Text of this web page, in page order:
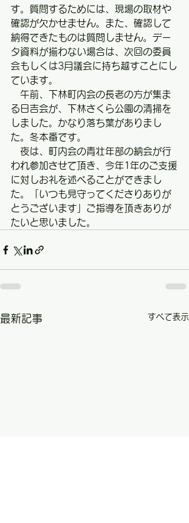
す。質問するためには、現場の取材や
確認が欠かせません。また、確認して
納得できたものは質問しません。デー
タ資料が揃わない場合は、次回の委員
会もしくは3月議会に持ち越すことにし
ています。
午前、下林町内会の長老の方が集ま
る日吉会が、下林さくら公園の清掃を
しました。かなり落ち葉がありまし
た。冬本番です。
夜は、町内会の青壮年部の納会が行
われ参加させて頂き、今年1年のご支援
に対しお礼を述べることができまし
た。「いつも見守ってくださりありが
とうございます」ご指導を頂きありが
たいと思いました。
最新記事 すべて表示